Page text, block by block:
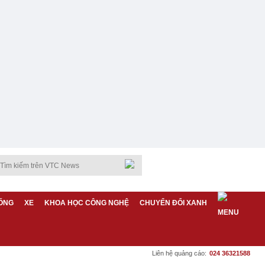
XE KHOA HỌC CÔNG NGHỆ CHUYỂN ĐỔI XANH
Liên hệ quảng cáo: 024 36321588